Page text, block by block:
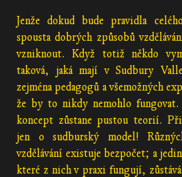
Jenže dokud bude pravidla
spousta dobrých způsobů
vzniknout. Když totiž někdo
taková, jaká mají v Sudbury
zejména pedagogů a všemožných
že by to nikdy nemohlo
koncept zůstane pustou teorií.
jen o sudburský model!
vzdělávání existuje bezpočet; a
které z nich v praxi fungují,